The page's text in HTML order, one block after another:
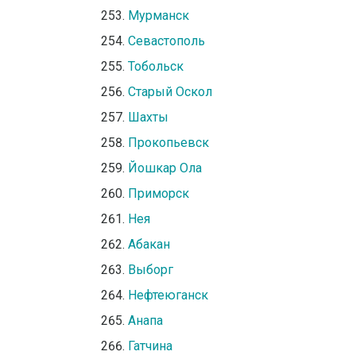
Мурманск
Севастополь
Тобольск
Старый Оскол
Шахты
Прокопьевск
Йошкар Ола
Приморск
Нея
Абакан
Выборг
Нефтеюганск
Анапа
Гатчина